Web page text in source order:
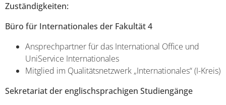
Zuständigkeiten:
Büro für Internationales der Fakultät 4
Ansprechpartner für das International Office und
UniService Internationales
Mitglied im Qualitätsnetzwerk „Internationales“ (I-Kreis)
Sekretariat der englischsprachigen Studiengänge